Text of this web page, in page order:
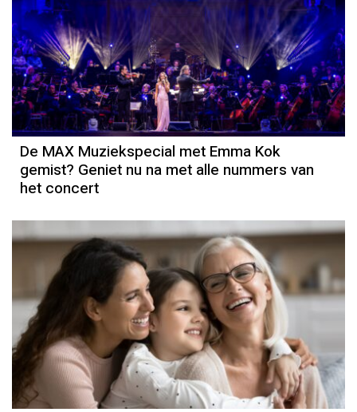
De MAX Muziekspecial met Emma Kok
gemist? Geniet nu na met alle nummers van
het concert